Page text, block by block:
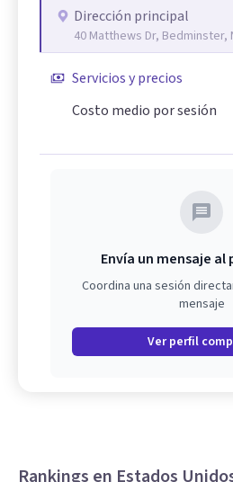
Dirección principal
40 Matthews Dr, Bedminster,
Servicios y precios
Costo medio por sesión
Envía un mensaje
Coordina una sesión
mensaje
Ver perfil
Rankings en Estados